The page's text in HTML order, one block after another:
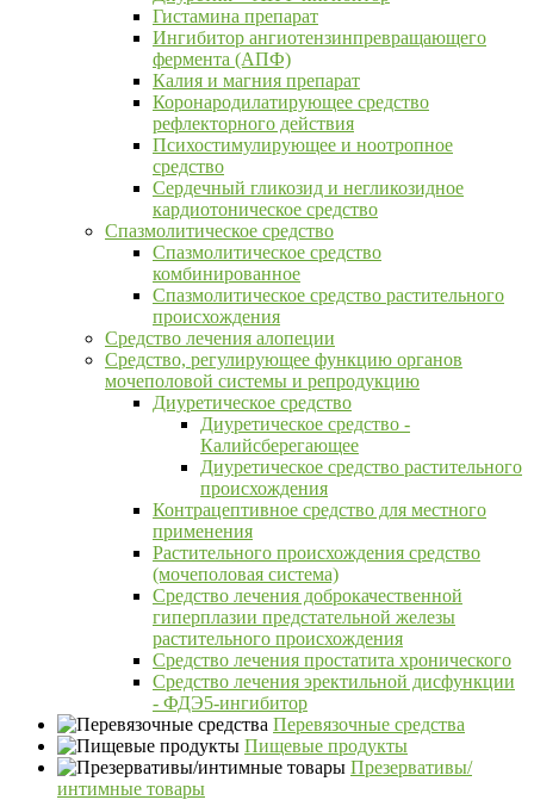
Гистамина препарат
Ингибитор ангиотензинпревращающего
фермента (АПФ)
Калия и магния препарат
Коронародилатирующее средство
рефлекторного действия
Психостимулирующее и ноотропное
средство
Сердечный гликозид и негликозидное
кардиотоническое средство
Спазмолитическое средство
Спазмолитическое средство
комбинированное
Спазмолитическое средство растительного
происхождения
Средство лечения алопеции
Средство, регулирующее функцию органов
мочеполовой системы и репродукцию
Диуретическое средство
Диуретическое средство -
Калийсберегающее
Диуретическое средство растительного
происхождения
Контрацептивное средство для местного
применения
Растительного происхождения средство
(мочеполовая система)
Средство лечения доброкачественной
гиперплазии предстательной железы
растительного происхождения
Средство лечения простатита хронического
Средство лечения эректильной дисфункции
- ФДЭ5-ингибитор
Перевязочные средства
Пищевые продукты
Презервативы/
интимные товары